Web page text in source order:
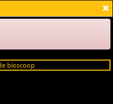
Login
×
bioscoop